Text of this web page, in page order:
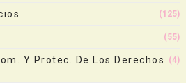
(125)
(55)
Y Protec. De Los Derechos
(4)